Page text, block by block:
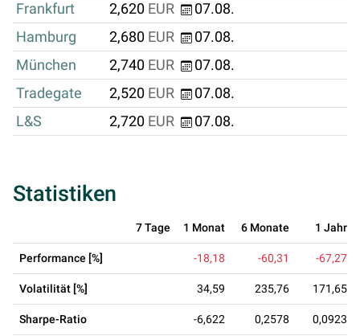
Frankfurt
2,620 EUR
07.08.
Hamburg
2,680 EUR
07.08.
München
2,740 EUR
07.08.
Tradegate
2,520 EUR
07.08.
L&S
2,720 EUR 07.08.
Statistiken
7 Tage 1 Monat 6 Monate 1 Jahr
Performance [%] -18,18 -60,31 -67,27
Volatilität [%] 34,59 235,76 171,65
Sharpe-Ratio -6,622 0,2578 0,0923